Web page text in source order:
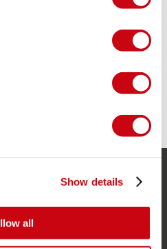
Show details
all
attività in acqua.
11 luglio 2023